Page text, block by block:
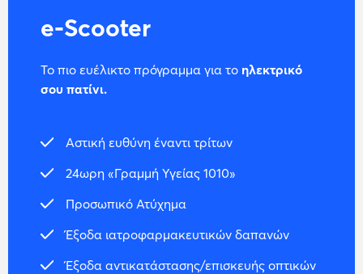
e-Scooter
To πιο ευέλικτο πρόγραμμα για το ηλεκτρικό
σου πατίνι.
Αστική ευθύνη έναντι τρίτων
24ωρη «Γραμμή Υγείας 1010»
Προσωπικό Ατύχημα
Έξοδα ιατροφαρμακευτικών δαπανών
Έξοδα αντικατάστασης/επισκευής οπτικών